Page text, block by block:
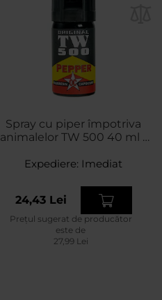
Spray cu piper împotriva
animalelor TW 500 40 ml -
Expediere: Imediat
24,43 Lei
Prețul sugerat de producător
este de
27,99 Lei